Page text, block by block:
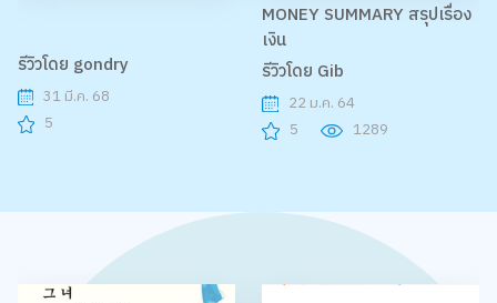
รีวิวโดย gondry
31 มี.ค. 68
5
MONEY SUMMARY สรุปเรื่อง
เงิน
รีวิวโดย Gib
22 ม.ค. 64
5
1289